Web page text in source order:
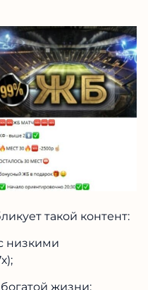
такой контент:
низкими
жизни;